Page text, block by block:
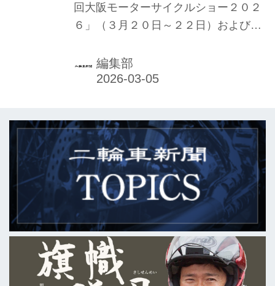
催概要発表
回大阪モーターサイクルショー２０２
６」（３月２０日～２２日）および国
東京モーターサイクルショー」（３月
２７日～２９日）の開催を前に、主催
道関係者向け説明会（プレスカンファ
レンス）を東京都内で行った。
編集部